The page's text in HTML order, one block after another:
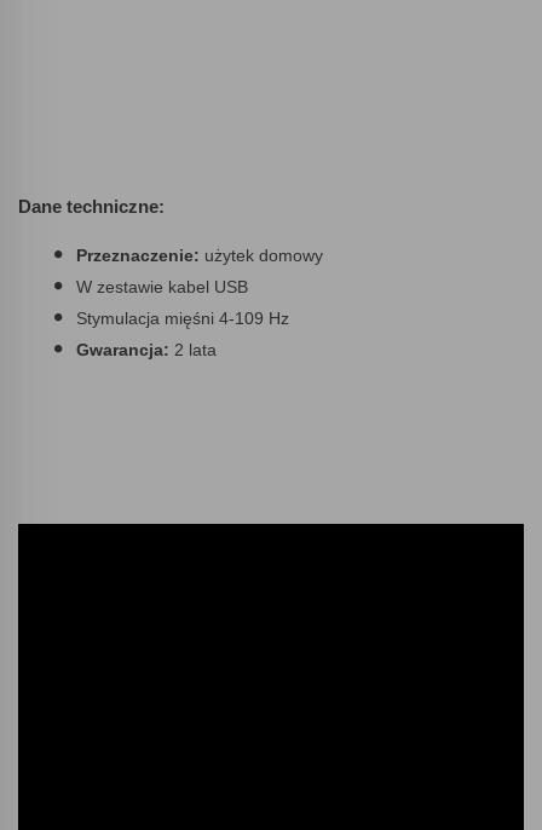
Dane techniczne:
Przeznaczenie: użytek domowy
W zestawie kabel USB
Stymulacja mięśni 4-109 Hz
Gwarancja: 2 lata